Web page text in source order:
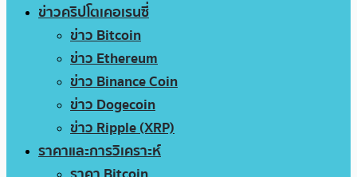
ข่าวคริปโตเคอเรนซี่
ข่าว Bitcoin
ข่าว Ethereum
ข่าว Binance Coin
ข่าว Dogecoin
ข่าว Ripple (XRP)
ราคาและการวิเคราะห์